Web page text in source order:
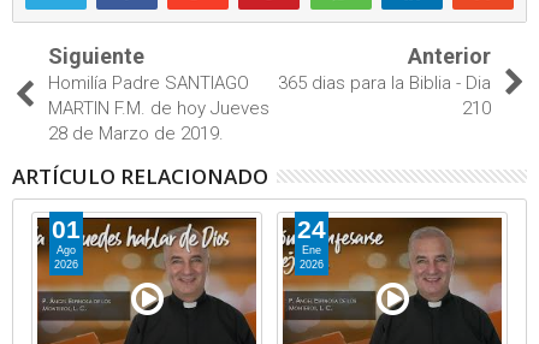
Siguiente
Homilía Padre SANTIAGO
MARTIN F.M. de hoy Jueves
28 de Marzo de 2019.
Anterior
365 dias para la Biblia - Dia
210
ARTÍCULO RELACIONADO
01
Ago
2026
24
Ene
2026